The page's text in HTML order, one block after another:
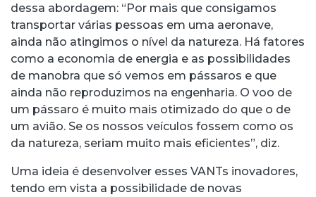
dessa abordagem: “Por mais que consigamos
transportar várias pessoas em uma aeronave,
ainda não atingimos o nível da natureza. Há fatores
como a economia de energia e as possibilidades
de manobra que só vemos em pássaros e que
ainda não reproduzimos na engenharia. O voo de
um pássaro é muito mais otimizado do que o de
um avião. Se os nossos veículos fossem como os
da natureza, seriam muito mais eficientes”, diz.
Uma ideia é desenvolver esses VANTs inovadores,
tendo em vista a possibilidade de novas